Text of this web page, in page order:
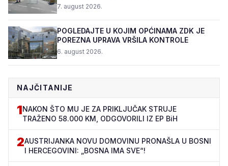
7. august 2026.
POGLEDAJTE U KOJIM OPĆINAMA ZDK JE
POREZNA UPRAVA VRŠILA KONTROLE
6. august 2026.
NAJČITANIJE
1NAKON ŠTO MU JE ZA PRIKLJUČAK STRUJE
TRAŽENO 58.000 KM, ODGOVORILI IZ EP BiH
2AUSTRIJANKA NOVU DOMOVINU PRONAŠLA U BOSNI
I HERCEGOVINI: „BOSNA IMA SVE“!